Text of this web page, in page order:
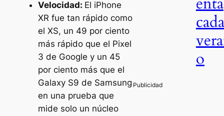
Velocidad: El iPhone
XR fue tan rápido como
el XS, un 49 por ciento
más rápido que el Pixel
3 de Google y un 45
por ciento más que el
Galaxy S9 de Samsung
en una prueba que
mide solo un núcleo
cada
o